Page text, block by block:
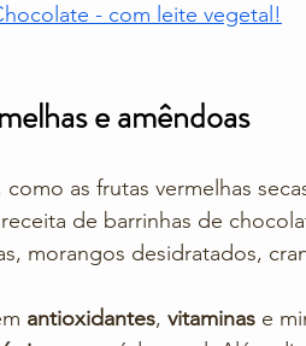
- com leite vegetal!
e amêndoas
como as frutas vermelhas
de barrinhas de
morangos desidratados,
antioxidantes, vitaminas e